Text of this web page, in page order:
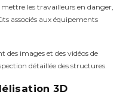
mettre les travailleurs en danger,
associés aux équipements
des images et des vidéos de
détaillée des structures.
3D